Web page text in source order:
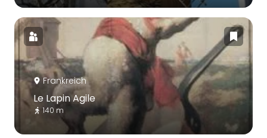
Frankreich
Le Lapin Agile
140 m